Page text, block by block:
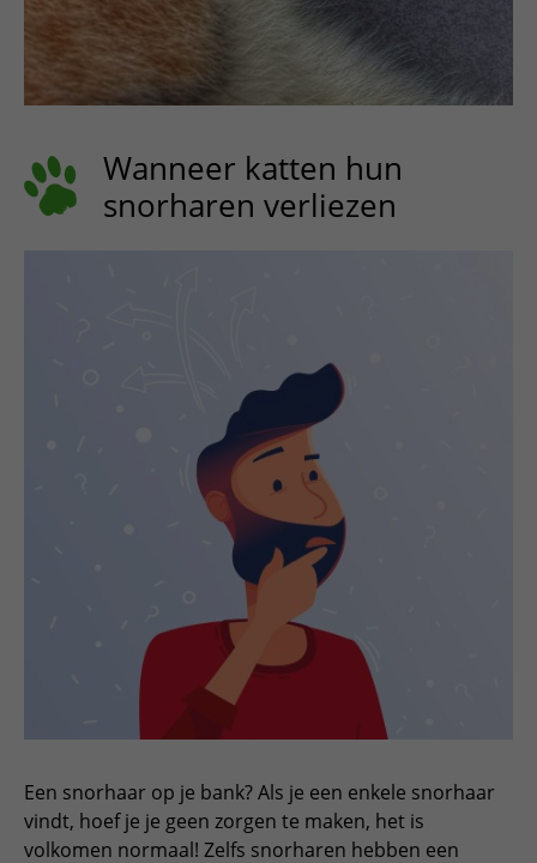
Wanneer katten hun
snorharen verliezen
Een snorhaar op je bank? Als je een enkele snorhaar
vindt, hoef je je geen zorgen te maken, het is
volkomen normaal! Zelfs snorharen hebben een